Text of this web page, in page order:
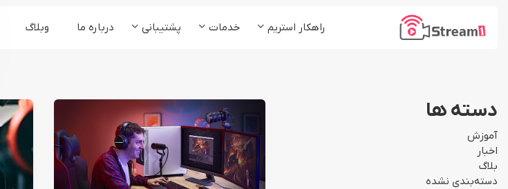
راهکار استریم
برنامه های تبلیغاتی
خدمات
سامانه وبینار آنلاین رویدادها
سرویس ادوبی کانکت
سرویس bigbluebutton
پشتیبانی درباره ما وبلاگ
دسته ها
آموزش
اخبار
بلاگ
دسته‌بندی نشده